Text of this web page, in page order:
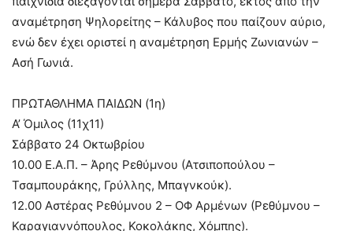
αναμέτρηση Ψηλορείτης – Κάλυβος που παίζουν αύριο,
ενώ δεν έχει οριστεί η αναμέτρηση Ερμής Ζωνιανών –
Ασή Γωνιά.
ΠΡΩΤΑΘΛΗΜΑ ΠΑΙΔΩΝ (1η)
Α’ Όμιλος (11χ11)
Σάββατο 24 Οκτωβρίου
10.00 Ε.Α.Π. – Άρης Ρεθύμνου (Ατσιποπούλου –
Τσαμπουράκης, Γρύλλης, Μπαγνκούκ).
12.00 Αστέρας Ρεθύμνου 2 – ΟΦ Αρμένων (Ρεθύμνου –
Καραγιαννόπουλος, Κοκολάκης, Χόμπης).